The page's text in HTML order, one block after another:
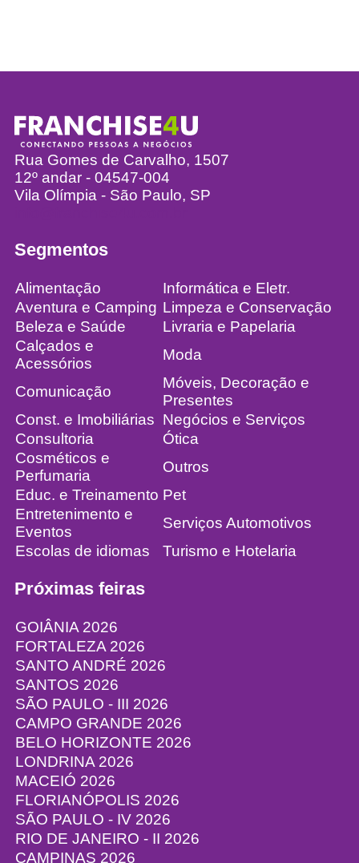
Rua Gomes de Carvalho, 1507
12º andar - 04547-004
Vila Olímpia - São Paulo, SP
Segmentos
Alimentação
Informática e Eletr.
Aventura e Camping Limpeza e Conservação
Beleza e Saúde
Livraria e Papelaria
Calçados e
Acessórios
Moda
Comunicação
Móveis, Decoração e
Presentes
Const. e Imobiliárias Negócios e Serviços
Consultoria
Ótica
Cosméticos e
Perfumaria
Outros
Educ. e Treinamento Pet
Entretenimento e
Eventos
Serviços Automotivos
Escolas de idiomas
Turismo e Hotelaria
Próximas feiras
GOIÂNIA 2026
FORTALEZA 2026
SANTO ANDRÉ 2026
SANTOS 2026
SÃO PAULO - III 2026
CAMPO GRANDE 2026
BELO HORIZONTE 2026
LONDRINA 2026
MACEIÓ 2026
FLORIANÓPOLIS 2026
SÃO PAULO - IV 2026
RIO DE JANEIRO - II 2026
CAMPINAS 2026